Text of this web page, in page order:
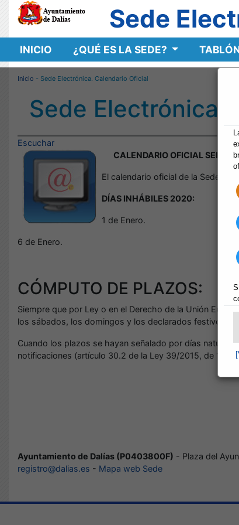
Sede
INICIO ¿QUÉ ES LA SEDE?
Inicio - Sede Electrónica. Calendario Oficial
Sede Electrónica.
Escuchar
CALENDARIO OFICIAL SEDE
El calendario oficial de la Sede
DÍAS INHÁBILES 2020:
1 de Enero.
6 de Enero.
CÓMPUTO DE PLAZOS:
Siempre que por Ley o en el Derecho de la Unión
los sábados, los domingos y los declarados festivos.
Cuando los plazos se hayan señalado por días
notificaciones (artículo 30.2 de la Ley 39/2015, de 1 de
Ayuntamiento de Dalías (P0403800F) - Plaza del
registro@dalias.es - Mapa web Sede